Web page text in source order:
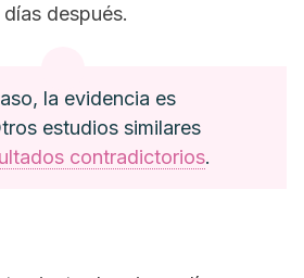
después.
la evidencia es
estudios similares
contradictorios.